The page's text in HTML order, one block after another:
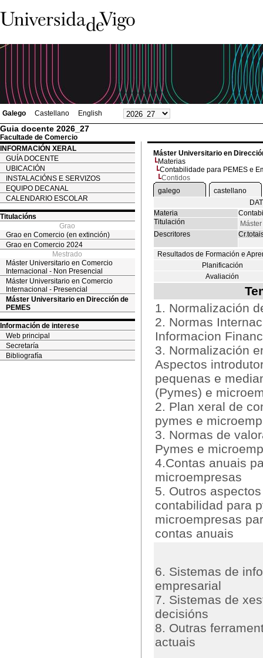
Galego Castellano English
Guia docente 2026_27
Facultade de Comercio
INFORMACIÓN XERAL
GUÍA DOCENTE
UBICACIÓN
INSTALACIÓNS E SERVIZOS
EQUIPO DECANAL
CALENDARIO ESCOLAR
Titulacións
Grao
Grao en Comercio (en extinción)
Grao en Comercio 2024
Mestrado
Máster Universitario en Comercio
Internacional - Non Presencial
Máster Universitario en Comercio
Internacional - Presencial
Máster Universitario en Dirección de
PEMES
Información de interese
Web principal
Secretaría
Bibliografía
Máster Universitario en
Materias
Contabilidade para PEMES e
Contidos
galego
castellano
Materia
Titulación
Descritores
Resultados de Formación e
Planificación
Avaliación
1. Normalización
2. Normas
Informacion
3. Normalización
Aspectos
pequenas e
(Pymes) e
2. Plan xeral de
pymes e
3. Normas de
Pymes e
4.Contas anuais
microempresas
5. Outros
contabilidad para
microempresas
contas anuais
6. Sistemas de
empresarial
7. Sistemas de
decisións
8. Outras
actuais